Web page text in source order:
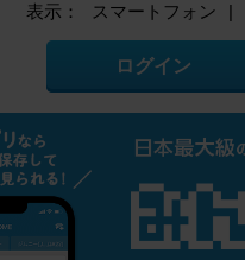
表示： スマートフォン |
ログイン